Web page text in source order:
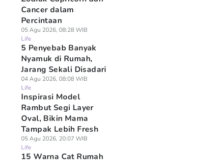
Cancer dalam
Percintaan
05 Agu 2026, 08:28 WIB
Life
5 Penyebab Banyak
Nyamuk di Rumah,
Jarang Sekali Disadari
04 Agu 2026, 08:08 WIB
Life
Inspirasi Model
Rambut Segi Layer
Oval, Bikin Mama
Tampak Lebih Fresh
05 Agu 2026, 20:07 WIB
Life
15 Warna Cat Rumah